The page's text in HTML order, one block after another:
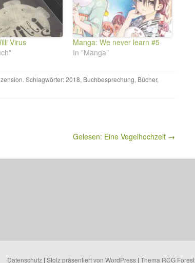
Virus
Manga: We never learn #5
In "Manga"
. Schlagwörter:2018, Buchbesprechung, Bücher,
Gelesen: Eine Vogelhochzeit →
Datenschutz| Stolz präsentiert von WordPress| Thema RCG Forest